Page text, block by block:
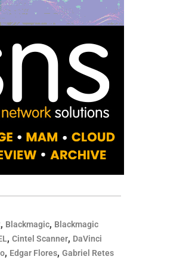
, Blackmagic, Blackmagic
,Cintel Scanner, DaVinci
, Edgar Flores,Gabriel Retes